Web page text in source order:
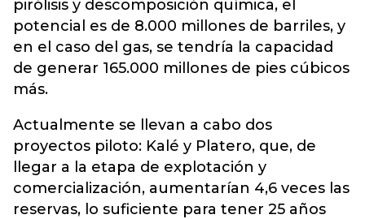
pirólisis y descomposición química, el
potencial es de 8.000 millones de barriles, y
en el caso del gas, se tendría la capacidad
de generar 165.000 millones de pies cúbicos
más.
Actualmente se llevan a cabo dos
proyectos piloto: Kalé y Platero, que, de
llegar a la etapa de explotación y
comercialización, aumentarían 4,6 veces las
reservas, lo suficiente para tener 25 años